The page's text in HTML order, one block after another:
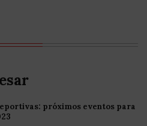
próximos eventos para